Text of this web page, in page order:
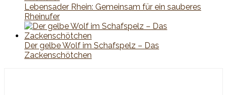
Lebensader Rhein: Gemeinsam für ein sauberes
Rheinufer
Der gelbe Wolf im Schafspelz – Das
Zackenschötchen